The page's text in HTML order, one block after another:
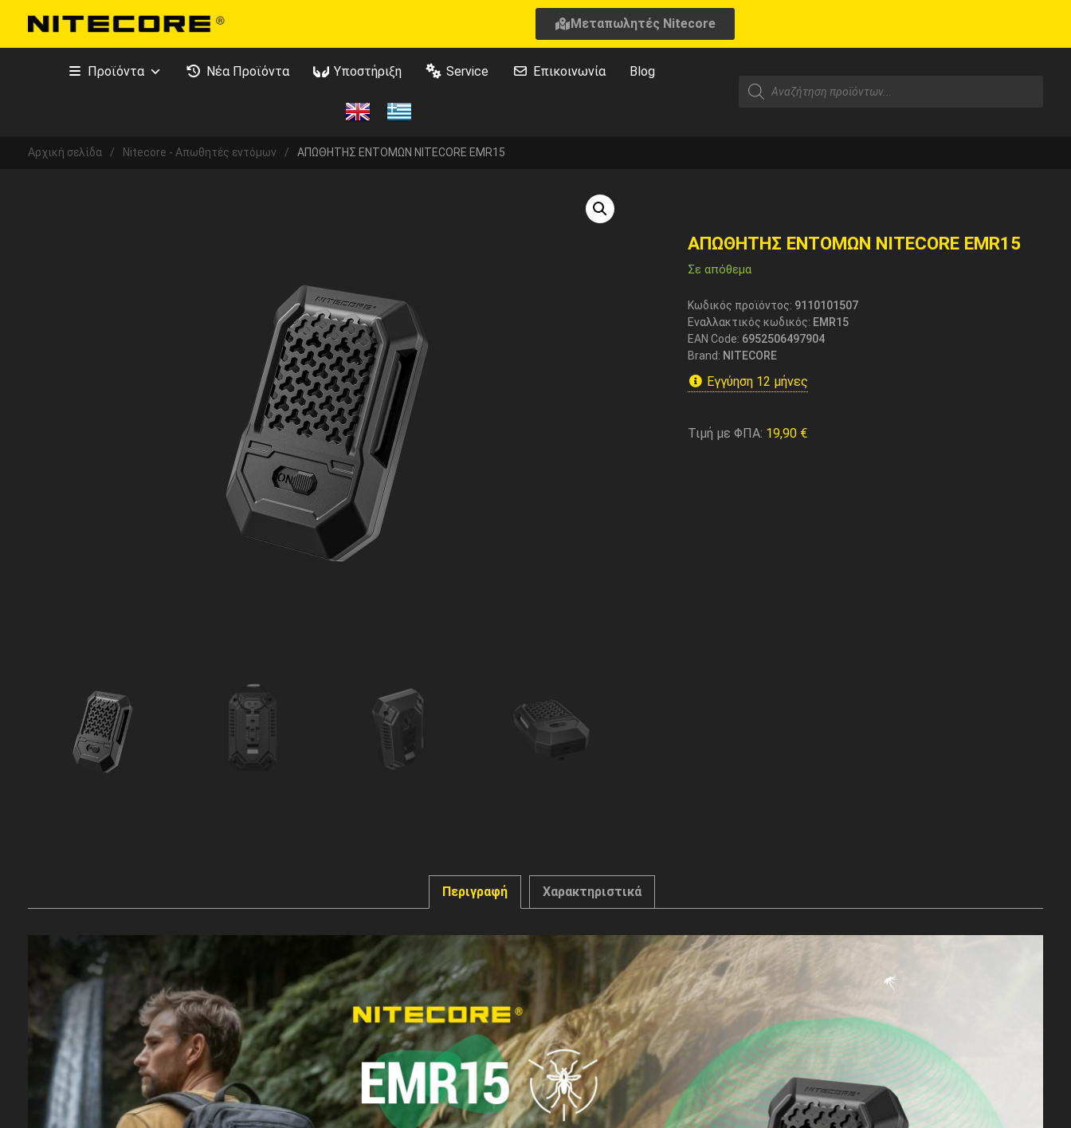
Μεταπωλητές Nitecore
Προϊόντα Νέα Προϊόντα Υποστήριξη Service Επικοινωνία Blog
Αρχική σελίδα / Nitecore - Απωθητές εντόμων / ΑΠΩΘΗΤΗΣ ΕΝΤΟΜΩΝ NITECORE EMR15
ΑΠΩΘΗΤΗΣ ΕΝΤΟΜΩΝ NITECORE EMR15
Σε απόθεμα
Κωδικός προϊόντος: 9110101507
Εναλλακτικός κωδικός: EMR15
EAN Code: 6952506497904
Brand: NITECORE
Εγγύηση 12 μήνες
Τιμή με ΦΠΑ: 19,90 €
Περιγραφή Χαρακτηριστικά